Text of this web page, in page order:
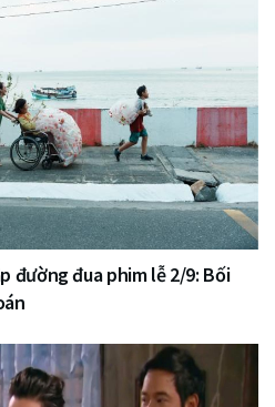
đường đua phim lễ 2/9: Bối